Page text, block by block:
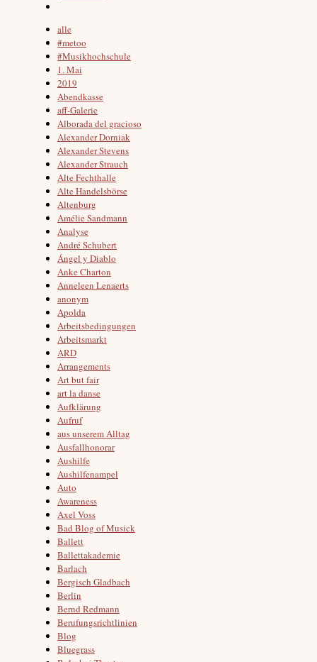
alle
#metoo
#Musikhochschule
1. Mai
2019
Abendkasse
aff-Galerie
Alborada del gracioso
Alexander Dorniak
Alexander Stevens
Alexander Strauch
Alte Fechthalle
Alte Handelsbörse
Altenburg
Amélie Sandmann
Analyse
André Schubert
Ángel y Diablo
Anke Charton
Anneleen Lenaerts
anonym
Apolda
Arbeitsbedingungen
Arbeitsmarkt
ARD
Arrangements
Art but fair
art la danse
Aufklärung
Aufruf
aus unserem Alltag
Ausfallhonorar
Aushilfe
Aushilfenampel
Auto
Awareness
Axel Voss
Bad Blog of Musick
Ballett
Ballettakademie
Barlach
Bergisch Gladbach
Berlin
Bernd Redmann
Berufungsrichtlinien
Blog
Bluegrass